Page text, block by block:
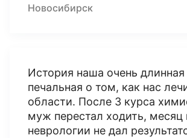
Новосибирск
История наша очень длинная
печальная о том, как нас
области. После 3 курса
муж перестал ходить, месяц
неврологии не дал